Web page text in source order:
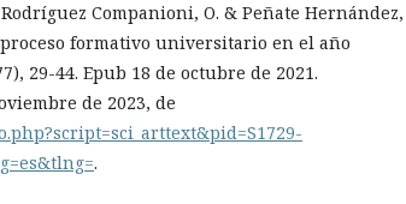
Companioni, O. & Peñate Hernández,
proceso formativo universitario en el año
29-44. Epub 18 de octubre de 2021.
de 2023, de
.